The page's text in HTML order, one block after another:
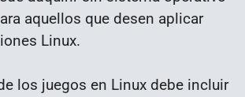
aquellos que desen aplicar
Linux.
los juegos en Linux debe incluir